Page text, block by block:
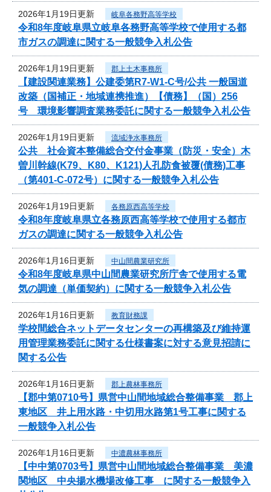
2026年1月19日更新 岐阜各務野高等学校
令和8年度岐阜県立岐阜各務野高等学校で使用する都
市ガスの調達に関する一般競争入札公告
2026年1月19日更新 郡上土木事務所
【建設関連業務】公建委第R7-W1-C号/公共 一般国道
改築（国補正・地域連携推進）【債務】（国）256
号 環境影響調査業務委託に関する一般競争入札公告
2026年1月19日更新 流域浄水事務所
公共 社会資本整備総合交付金事業（防災・安全）木
曽川幹線(K79、K80、K121)人孔防食被覆(債務)工事
（第401-C-072号）に関する一般競争入札公告
2026年1月19日更新 各務原西高等学校
令和8年度岐阜県立各務原西高等学校で使用する都市
ガスの調達に関する一般競争入札公告
2026年1月16日更新 中山間農業研究所
令和8年度岐阜県中山間農業研究所庁舎で使用する電
気の調達（単価契約）に関する一般競争入札公告
2026年1月16日更新 教育財務課
学校間総合ネットデータセンターの再構築及び維持運
用管理業務委託に関する仕様書案に対する意見招請に
関する公告
2026年1月16日更新 郡上農林事務所
【郡中第0710号】県営中山間地域総合整備事業 郡上
東地区 井上用水路・中切用水路第1号工事に関する
一般競争入札公告
2026年1月16日更新 中濃農林事務所
【中中第0703号】県営中山間地域総合整備事業 美濃
関地区 中央揚水機場改修工事 に関する一般競争入